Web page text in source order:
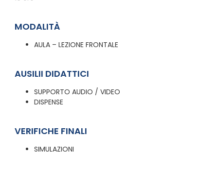
MODALITÀ
AULA – LEZIONE FRONTALE
AUSILII DIDATTICI
SUPPORTO AUDIO / VIDEO
DISPENSE
VERIFICHE FINALI
SIMULAZIONI